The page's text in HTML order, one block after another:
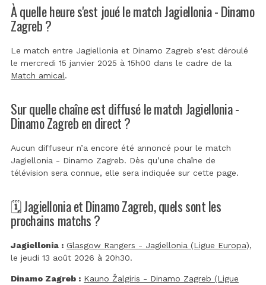
À quelle heure s'est joué le match Jagiellonia - Dinamo
Zagreb ?
Le match entre Jagiellonia et Dinamo Zagreb s'est déroulé
le mercredi 15 janvier 2025 à 15h00 dans le cadre de la
Match amical.
Sur quelle chaîne est diffusé le match Jagiellonia -
Dinamo Zagreb en direct ?
Aucun diffuseur n’a encore été annoncé pour le match
Jagiellonia - Dinamo Zagreb. Dès qu’une chaîne de
télévision sera connue, elle sera indiquée sur cette page.
🗓️ Jagiellonia et Dinamo Zagreb, quels sont les
prochains matchs ?
Jagiellonia : Glasgow Rangers - Jagiellonia (Ligue Europa),
le jeudi 13 août 2026 à 20h30.
Dinamo Zagreb : Kauno Žalgiris - Dinamo Zagreb (Ligue